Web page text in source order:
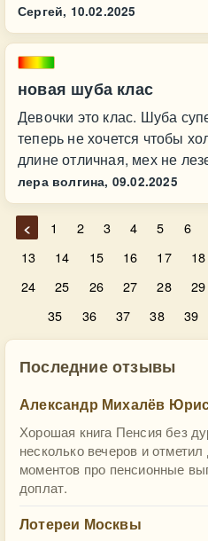
Сергей, 10.02.2025
новая шуба клас
Девочки это клас. Шуба
теперь не хочется чтобы
длине отличная, мех не
лера волгина, 09.02.2025
< 1 2 3 4 5 6
13
14 15 16 17 18
24
25 26 27 28 29
35
36 37 38 39
Последние отзывы
Александр Михалёв
Хорошая книга Пенсия без
несколько вечеров и
моментов про пенсионные
доплат.
Лотереи Москвы